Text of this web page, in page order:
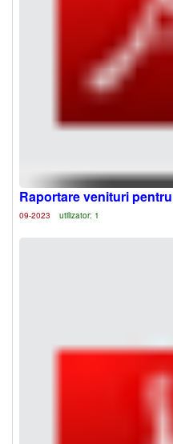
Raportare venituri
09-2023
utilizator: 1